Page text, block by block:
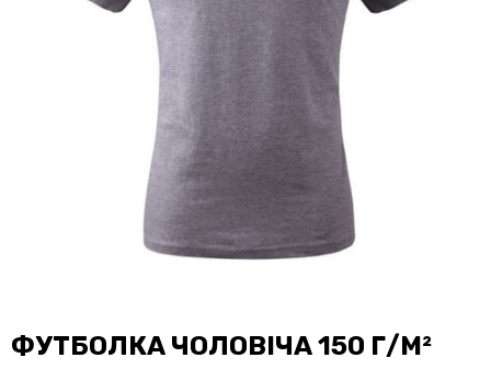
ФУТБОЛКА ЧОЛОВІЧА 150 Г/М²